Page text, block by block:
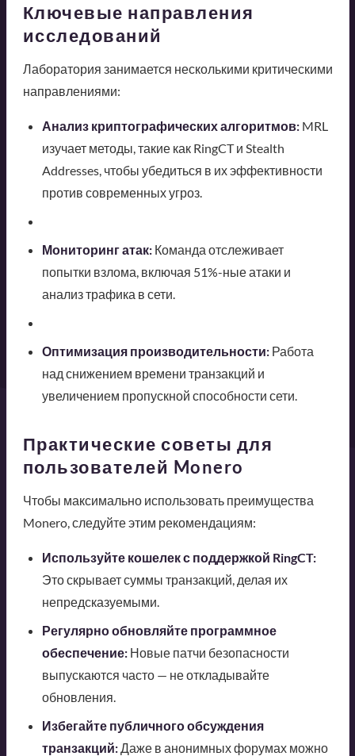
Ключевые направления
исследований
Лаборатория занимается несколькими критическими
направлениями:
Анализ криптографических алгоритмов:MRL
изучает методы, такие как RingCT и Stealth
Addresses, чтобы убедиться в их эффективности
против современных угроз.
Мониторинг атак:Команда отслеживает
попытки взлома, включая 51%-ные атаки и
анализ трафика в сети.
Оптимизация производительности:Работа
над снижением времени транзакций и
увеличением пропускной способности сети.
Практические советы для
пользователей Monero
Чтобы максимально использовать преимущества
Monero, следуйте этим рекомендациям:
Используйте кошелек с поддержкой RingCT:
Это скрывает суммы транзакций, делая их
непредсказуемыми.
Регулярно обновляйте программное
обеспечение:Новые патчи безопасности
выпускаются часто — не откладывайте
обновления.
Избегайте публичного обсуждения
транзакций:Даже в анонимных форумах можно